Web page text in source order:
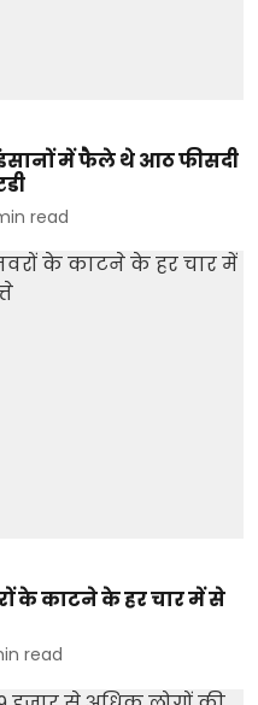
में फैले थे आठ फीसदी
read
के काटने के हर चार में से
read